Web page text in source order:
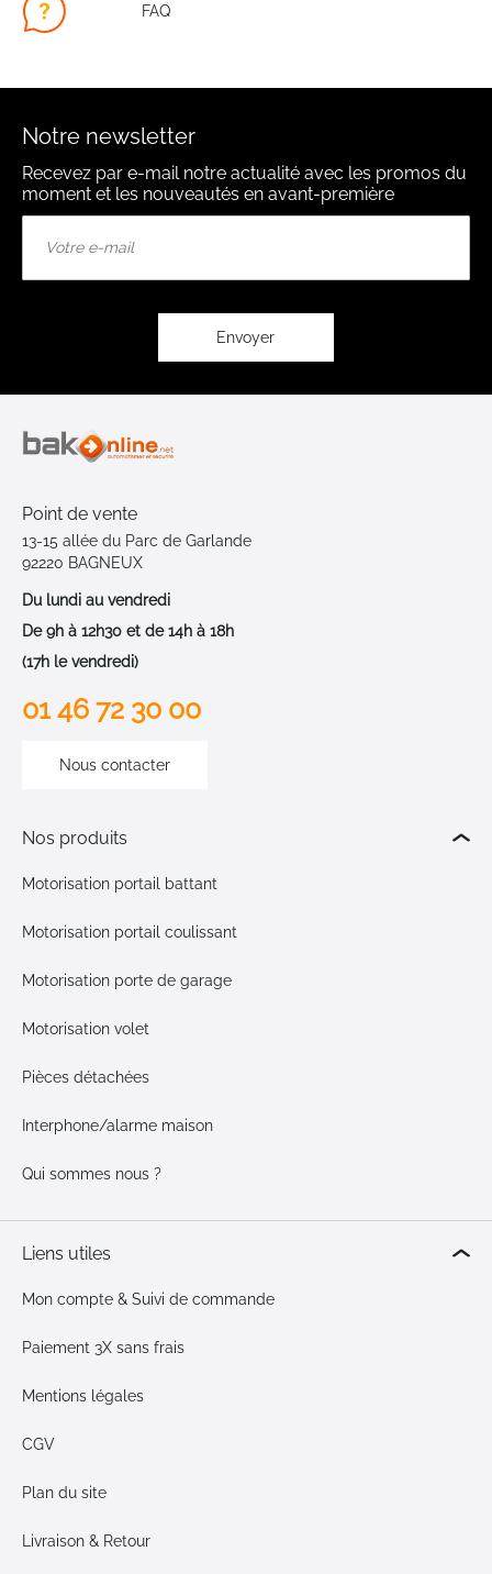
FAQ
Notre newsletter
Recevez par e-mail notre actualité avec les promos du
moment et les nouveautés en avant-première
Envoyer
Point de vente
13-15 allée du Parc de Garlande
92220 BAGNEUX
Du lundi au vendredi
De 9h à 12h30 et de 14h à 18h
(17h le vendredi)
01 46 72 30 00
Nous contacter
Nos produits
Motorisation portail battant
Motorisation portail coulissant
Motorisation porte de garage
Motorisation volet
Pièces détachées
Interphone/alarme maison
Qui sommes nous ?
Liens utiles
Mon compte & Suivi de commande
Paiement 3X sans frais
Mentions légales
CGV
Plan du site
Livraison & Retour